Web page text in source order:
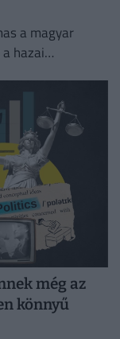
a magyar
hazai
még az
könnyű